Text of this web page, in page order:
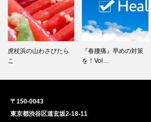
虎杖浜の山わさびたら
こ
『春腰痛』早めの対策
を！Vol…
〒150-0043
東京都渋谷区道玄坂2-18-11